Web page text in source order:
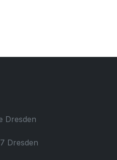
Dresden
Dresden